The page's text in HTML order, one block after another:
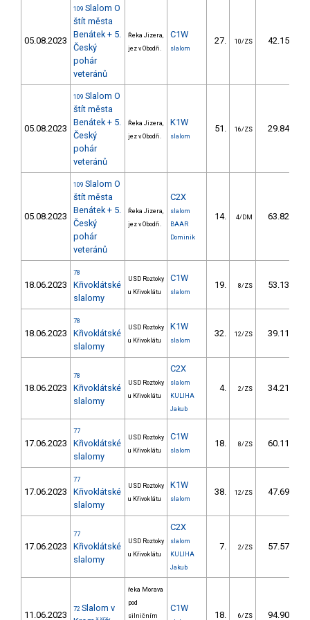
05.08.2023
109 Slalom O
štít města
Benátek + 5.
Český
pohár
veteránů
Řeka Jizera,
jez v Obodři.
C1W
slalom
27. 10/ZS 42.15
05.08.2023
109 Slalom O
štít města
Benátek + 5.
Český
pohár
veteránů
Řeka Jizera,
jez v Obodři.
K1W
slalom
51. 16/ZS 29.84
05.08.2023
109 Slalom O
štít města
Benátek + 5.
Český
pohár
veteránů
Řeka Jizera,
jez v Obodři.
C2X
slalom
BAAR
Dominik
14. 4/DM 63.82
18.06.2023
78
Křivoklátské
slalomy
USD Roztoky
u Křivoklátu
C1W
slalom
19. 8/ZS 53.13
18.06.2023
78
Křivoklátské
slalomy
USD Roztoky
u Křivoklátu
K1W
slalom
32. 12/ZS 39.11
18.06.2023
78
Křivoklátské
slalomy
USD Roztoky
u Křivoklátu
C2X
slalom
KULIHA
Jakub
4. 2/ZS 34.21
17.06.2023
77
Křivoklátské
slalomy
USD Roztoky
u Křivoklátu
C1W
slalom
18. 8/ZS 60.11
17.06.2023
77
Křivoklátské
slalomy
USD Roztoky
u Křivoklátu
K1W
slalom
38. 12/ZS 47.69
17.06.2023
77
Křivoklátské
slalomy
USD Roztoky
u Křivoklátu
C2X
slalom
KULIHA
Jakub
7. 2/ZS 57.57
11.06.2023
72 Slalom v
řeka Morava
pod
silničním
C1W
18. 6/ZS 94.90